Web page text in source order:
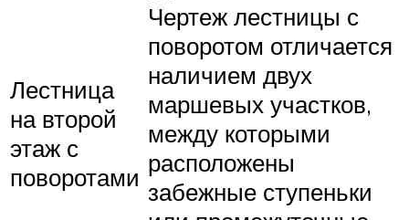
Лестница
на второй
этаж с
поворотами
Чертеж лестницы с
поворотом отличается
наличием двух
маршевых участков,
между которыми
расположены
забежные ступеньки